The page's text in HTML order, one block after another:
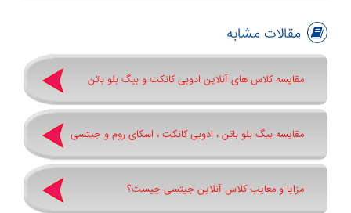
مقالات مشابه
مقایسه کلاس های آنلاین ادوبی کانکت و بیگ بلو باتن
مقایسه بیگ بلو باتن ، ادوبی کانکت ، اسکای روم و جیتسی
مزایا و معایب کلاس آنلاین جیتسی چیست؟